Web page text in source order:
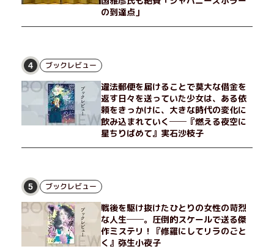
の到達点」
4 ブックレビュー
違法郵便を届けることで莫大な借金を
返す日々を送っていた少女は、ある依
頼をきっかけに、大きな時代の変化に
飲み込まれていく──『燃える夜空に
星ちりばめて』実石沙枝子
5 ブックレビュー
戦後を駆け抜けたひとりの女性の苛烈
な人生──。圧倒的スケールで送る傑
作ミステリ！『修羅にしてリラのごと
く』弥生小夜子